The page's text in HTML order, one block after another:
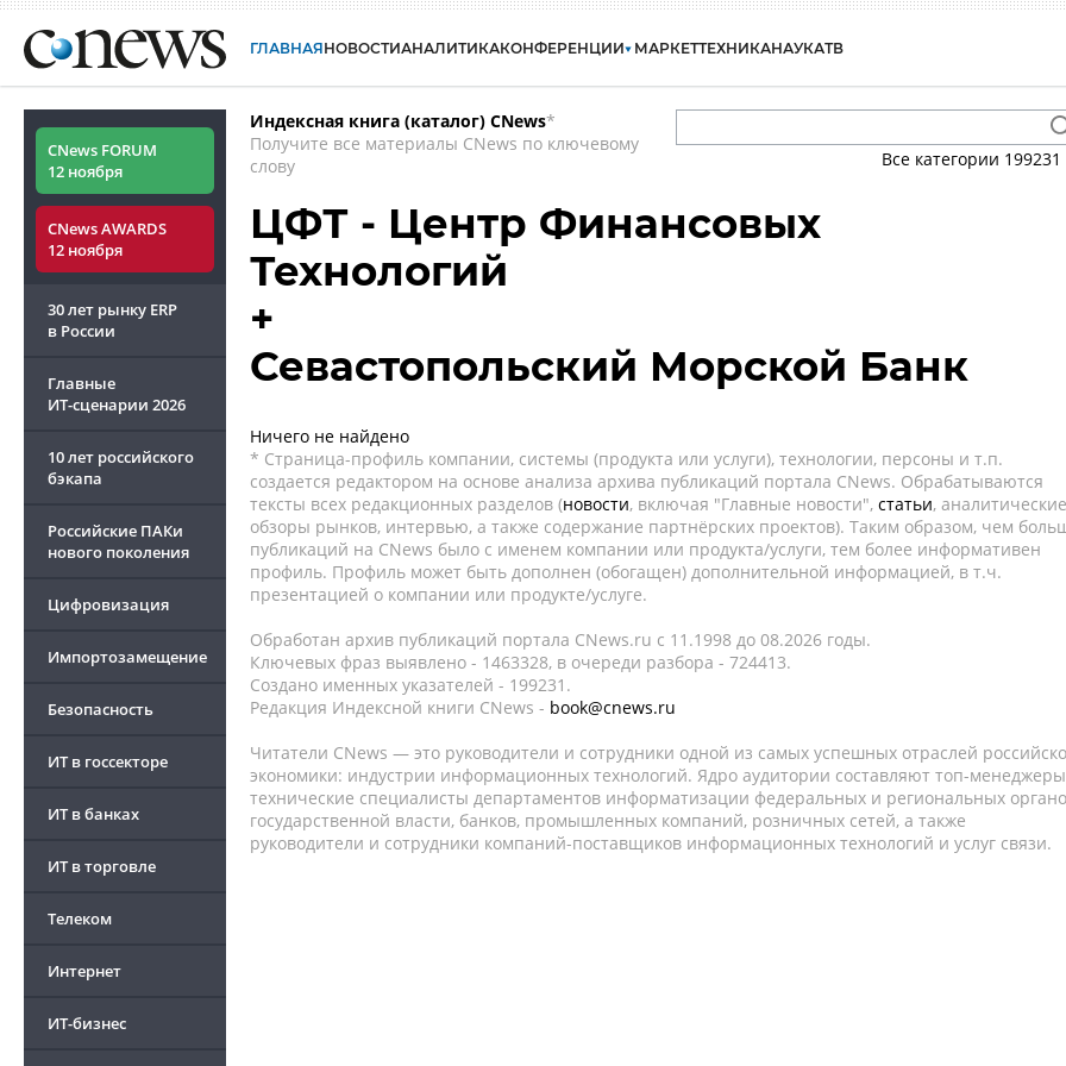
ГЛАВНАЯНОВОСТИАНАЛИТИКАКОНФЕРЕНЦИИ МАРКЕТТЕХНИКАНАУКАТВ
CNews FORUM
12 ноября
CNews AWARDS
12 ноября
30 лет рынку ERP
в России
Главные
ИТ-сценарии 2026
10 лет российского
бэкапа
Российские ПАКи
нового поколения
Цифровизация
Импортозамещение
Безопасность
ИТ в госсекторе
ИТ в банках
ИТ в торговле
Телеком
Интернет
ИТ-бизнес
Индексная книга (каталог) CNews*
Получите все материалы CNews по ключевому
слову
Все категории 199231
ЦФТ - Центр Финансовых
Технологий
+
Севастопольский Морской Банк
Ничего не найдено
* Страница-профиль компании, системы (продукта или услуги), технологии, персоны и т.п.
создается редактором на основе анализа архива публикаций портала CNews. Обрабатываются
тексты всех редакционных разделов (новости, включая "Главные новости", статьи, аналитические
обзоры рынков, интервью, а также содержание партнёрских проектов). Таким образом, чем
публикаций на CNews было с именем компании или продукта/услуги, тем более информативен
профиль. Профиль может быть дополнен (обогащен) дополнительной информацией, в т.ч.
презентацией о компании или продукте/услуге.
Обработан архив публикаций портала CNews.ru c 11.1998 до 08.2026 годы.
Ключевых фраз выявлено - 1463328, в очереди разбора - 724413.
Создано именных указателей - 199231.
Редакция Индексной книги CNews - book@cnews.ru
Читатели CNews — это руководители и сотрудники одной из самых успешных отраслей
экономики: индустрии информационных технологий. Ядро аудитории составляют топ-
технические специалисты департаментов информатизации федеральных и региональных
государственной власти, банков, промышленных компаний, розничных сетей, а также
руководители и сотрудники компаний-поставщиков информационных технологий и услуг связи.